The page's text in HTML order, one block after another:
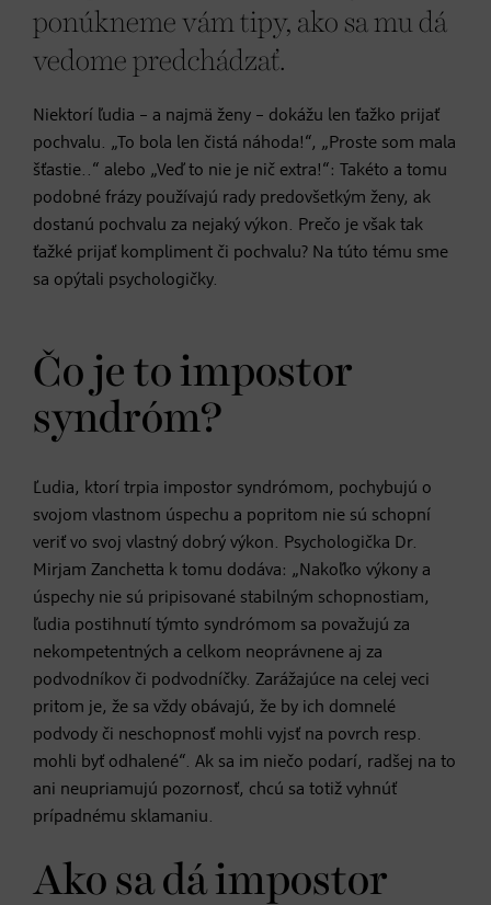
ponúkneme vám tipy, ako sa mu dá
vedome predchádzať.
Niektorí ľudia – a najmä ženy – dokážu len ťažko prijať
pochvalu. „To bola len čistá náhoda!“, „Proste som mala
šťastie..“ alebo „Veď to nie je nič extra!“: Takéto a tomu
podobné frázy používajú rady predovšetkým ženy, ak
dostanú pochvalu za nejaký výkon. Prečo je však tak
ťažké prijať kompliment či pochvalu? Na túto tému sme
sa opýtali psychologičky.
Čo je to impostor
syndróm?
Ľudia, ktorí trpia impostor syndrómom, pochybujú o
svojom vlastnom úspechu a popritom nie sú schopní
veriť vo svoj vlastný dobrý výkon. Psychologička Dr.
Mirjam Zanchetta k tomu dodáva: „Nakoľko výkony a
úspechy nie sú pripisované stabilným schopnostiam,
ľudia postihnutí týmto syndrómom sa považujú za
nekompetentných a celkom neoprávnene aj za
podvodníkov či podvodníčky. Zarážajúce na celej veci
pritom je, že sa vždy obávajú, že by ich domnelé
podvody či neschopnosť mohli vyjsť na povrch resp.
mohli byť odhalené“. Ak sa im niečo podarí, radšej na to
ani neupriamujú pozornosť, chcú sa totiž vyhnúť
prípadnému sklamaniu.
Ako sa dá impostor